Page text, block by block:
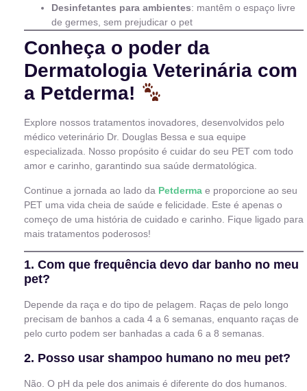
Desinfetantes para ambientes: mantêm o espaço livre
de germes, sem prejudicar o pet
Conheça o poder da
Dermatologia Veterinária com
a Petderma!
Explore nossos tratamentos inovadores, desenvolvidos pelo
médico veterinário Dr. Douglas Bessa e sua equipe
especializada. Nosso propósito é cuidar do seu PET com todo
amor e carinho, garantindo sua saúde dermatológica.
Continue a jornada ao lado da Petderma e proporcione ao seu
PET uma vida cheia de saúde e felicidade. Este é apenas o
começo de uma história de cuidado e carinho. Fique ligado para
mais tratamentos poderosos!
1. Com que frequência devo dar banho no meu
pet?
Depende da raça e do tipo de pelagem. Raças de pelo longo
precisam de banhos a cada 4 a 6 semanas, enquanto raças de
pelo curto podem ser banhadas a cada 6 a 8 semanas.
2. Posso usar shampoo humano no meu pet?
Não. O pH da pele dos animais é diferente do dos humanos.